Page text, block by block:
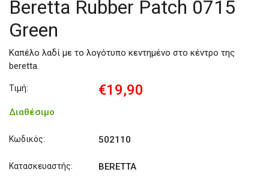
Beretta Rubber Patch 0715
Green
Καπέλο λαδί με το λογότυπο κεντημένο στο κέντρο της
beretta.
Τιμή: €19,90
Διαθέσιμο
Κωδικός: 502110
Κατασκευαστής: BERETTA